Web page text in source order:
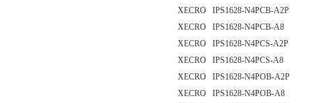
XECRO IPS1628-N4PCB-A2P
XECRO IPS1628-N4PCB-A8
XECRO IPS1628-N4PCS-A2P
XECRO IPS1628-N4PCS-A8
XECRO IPS1628-N4POB-A2P
XECRO IPS1628-N4POB-A8